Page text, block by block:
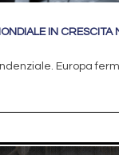
IN CRESCITA
Europa